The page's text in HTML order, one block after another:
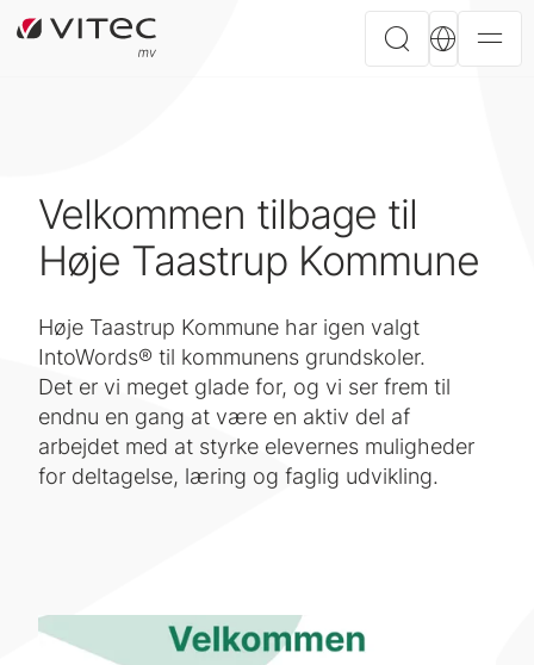
Velkommen tilbage til
Høje Taastrup Kommune
Høje Taastrup Kommune har igen valgt
IntoWords® til kommunens grundskoler.
Det er vi meget glade for, og vi ser frem til
endnu en gang at være en aktiv del af
arbejdet med at styrke elevernes muligheder
for deltagelse, læring og faglig udvikling.